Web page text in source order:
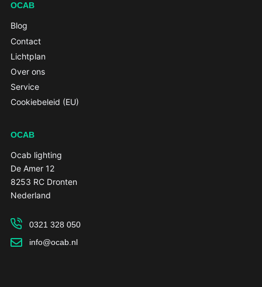
OCAB
Blog
Contact
Lichtplan
Over ons
Service
Cookiebeleid (EU)
OCAB
Ocab lighting
De Amer 12
8253 RC Dronten
Nederland
0321 328 050
info@ocab.nl